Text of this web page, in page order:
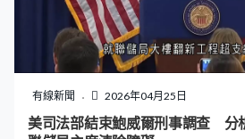
有線新聞 2026年04月25日
美司法部結束鮑威爾刑事調查 分